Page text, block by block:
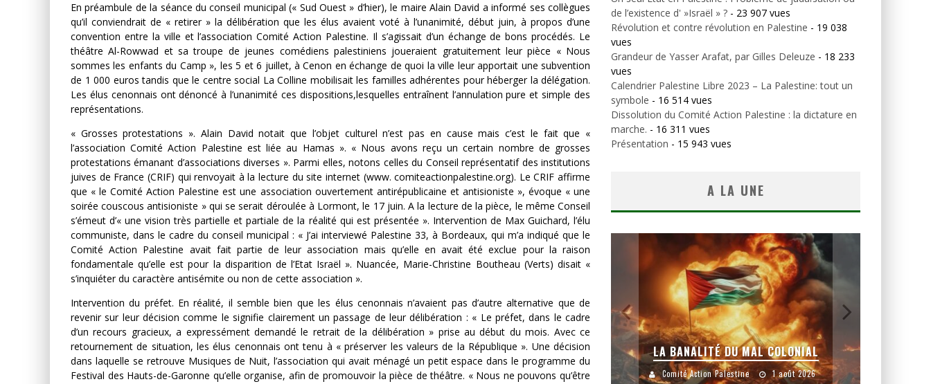
En préambule de la séance du conseil municipal (« Sud Ouest » d’hier), le maire Alain David a informé ses collègues
qu’il conviendrait de « retirer » la délibération que les élus avaient voté à l’unanimité, début juin, à propos d’une
convention entre la ville et l’association Comité Action Palestine. Il s’agissait d’un échange de bons procédés. Le
théâtre Al-Rowwad et sa troupe de jeunes comédiens palestiniens joueraient gratuitement leur pièce « Nous
sommes les enfants du Camp », les 5 et 6 juillet, à Cenon en échange de quoi la ville leur apportait une subvention
de 1 000 euros tandis que le centre social La Colline mobilisait les familles adhérentes pour héberger la délégation.
Les élus cenonnais ont dénoncé à l’unanimité ces dispositions,lesquelles entraînent l’annulation pure et simple des
représentations.
« Grosses protestations ». Alain David notait que l’objet culturel n’est pas en cause mais c’est le fait que «
l’association Comité Action Palestine est liée au Hamas ». « Nous avons reçu un certain nombre de grosses
protestations émanant d’associations diverses ». Parmi elles, notons celles du Conseil représentatif des institutions
juives de France (CRIF) qui renvoyait à la lecture du site internet (www. comiteactionpalestine.org). Le CRIF affirme
que « le Comité Action Palestine est une association ouvertement antirépublicaine et antisioniste », évoque « une
soirée couscous antisioniste » qui se serait déroulée à Lormont, le 17 juin. A la lecture de la pièce, le même Conseil
s’émeut d’« une vision très partielle et partiale de la réalité qui est présentée ». Intervention de Max Guichard, l’élu
communiste, dans le cadre du conseil municipal : « J’ai interviewé Palestine 33, à Bordeaux, qui m’a indiqué que le
Comité Action Palestine avait fait partie de leur association mais qu’elle en avait été exclue pour la raison
fondamentale qu’elle est pour la disparition de l’Etat Israël ». Nuancée, Marie-Christine Boutheau (Verts) disait «
s’inquiéter du caractère antisémite ou non de cette association ».
Intervention du préfet. En réalité, il semble bien que les élus cenonnais n’avaient pas d’autre alternative que de
revenir sur leur décision comme le signifie clairement un passage de leur délibération : « Le préfet, dans le cadre
d’un recours gracieux, a expressément demandé le retrait de la délibération » prise au début du mois. Avec ce
retournement de situation, les élus cenonnais ont tenu à « préserver les valeurs de la République ». Une décision
dans laquelle se retrouve Musiques de Nuit, l’association qui avait ménagé un petit espace dans le programme du
Festival des Hauts-de-Garonne qu’elle organise, afin de promouvoir la pièce de théâtre. « Nous ne pouvons qu’être
de l’existence d' »Israël » ? - 23 907 vues
Révolution et contre révolution en Palestine - 19 038
vues
Grandeur de Yasser Arafat, par Gilles Deleuze - 18 233
vues
Calendrier Palestine Libre 2023 – La Palestine: tout un
symbole - 16 514 vues
Dissolution du Comité Action Palestine : la dictature en
marche. - 16 311 vues
Présentation - 15 943 vues
A LA UNE
DES ACCORDS DE PAIX SANS LE
PEUPLE ET CONTRE LE PEUPLE
Comité Action Palestine 3 juillet 2026
LA BANALITÉ DU MAL COLONIAL
Comité Action Palestine 1 août 2026